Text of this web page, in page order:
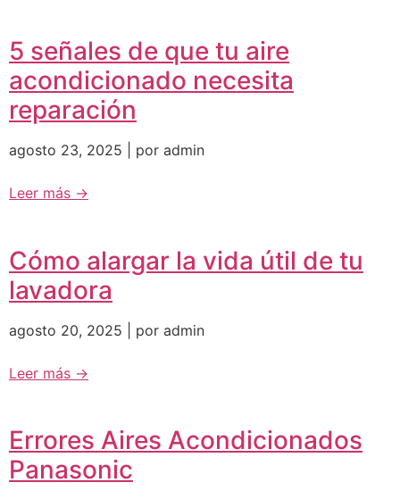
5 señales de que tu aire
acondicionado necesita
reparación
agosto 23, 2025 | por admin
Leer más →
Cómo alargar la vida útil de tu
lavadora
agosto 20, 2025 | por admin
Leer más →
Errores Aires Acondicionados
Panasonic